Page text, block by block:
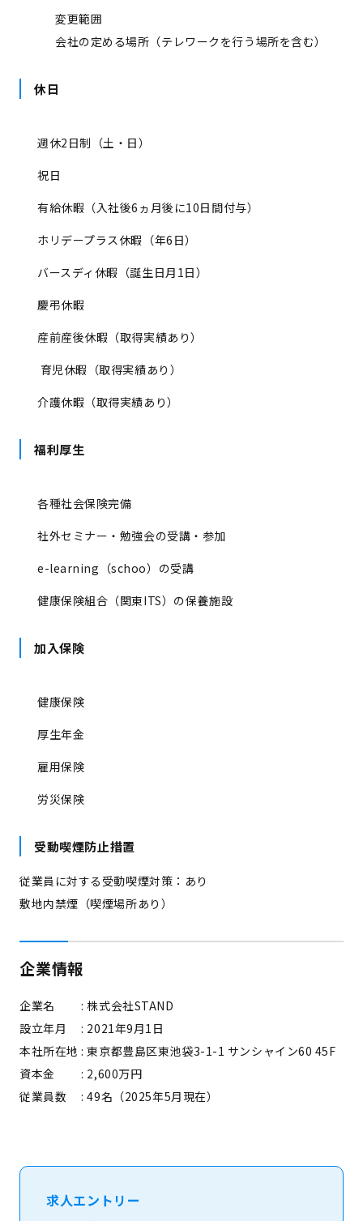
変更範囲
会社の定める場所（テレワークを行う場所を含む）
休日
週休2日制（土・日）
祝日
有給休暇（入社後6ヵ月後に10日間付与）
ホリデープラス休暇（年6日）
バースディ休暇（誕生日月1日）
慶弔休暇
産前産後休暇（取得実績あり）
育児休暇（取得実績あり）
介護休暇（取得実績あり）
福利厚生
各種社会保険完備
社外セミナー・勉強会の受講・参加
e-learning（schoo）の受講
健康保険組合（関東ITS）の保養施設
加入保険
健康保険
厚生年金
雇用保険
労災保険
受動喫煙防止措置
従業員に対する受動喫煙対策：あり
敷地内禁煙（喫煙場所あり）
企業情報
企業名 : 株式会社STAND
設立年月
: 2021年9月1日
本社所在地 : 東京都豊島区東池袋3-1-1 サンシャイン60 45F
資本金 : 2,600万円
従業員数 : 49名（2025年5月現在）
求人エントリー